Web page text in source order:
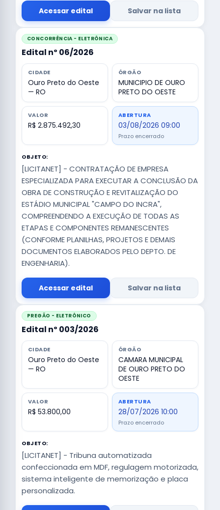
Acessar edital Salvar na lista
CONCORRÊNCIA - ELETRÔNICA
Edital nº 06/2026
CIDADE
Ouro Preto do Oeste
— RO
ÓRGÃO
MUNICIPIO DE OURO
PRETO DO OESTE
VALOR
R$ 2.875.492,30
ABERTURA
03/08/2026 09:00
Prazo encerrado
OBJETO:
[LICITANET] - CONTRATAÇÃO DE EMPRESA
ESPECIALIZADA PARA EXECUTAR A CONCLUSÃO DA
OBRA DE CONSTRUÇÃO E REVITALIZAÇÃO DO
ESTÁDIO MUNICIPAL "CAMPO DO INCRA",
COMPREENDENDO A EXECUÇÃO DE TODAS AS
ETAPAS E COMPONENTES REMANESCENTES
(CONFORME PLANILHAS, PROJETOS E DEMAIS
DOCUMENTOS ELABORADOS PELO DEPTO. DE
ENGENHARIA).
Acessar edital Salvar na lista
PREGÃO - ELETRÔNICO
Edital nº 003/2026
CIDADE
Ouro Preto do Oeste
— RO
ÓRGÃO
CAMARA MUNICIPAL
DE OURO PRETO DO
OESTE
VALOR
R$ 53.800,00
ABERTURA
28/07/2026 10:00
Prazo encerrado
OBJETO:
[LICITANET] - Tribuna automatizada
confeccionada em MDF, regulagem motorizada,
sistema inteligente de memorização e placa
personalizada.